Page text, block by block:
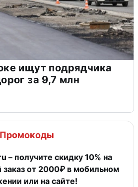
ищут подрядчика
за 9,7 млн
Промокоды
– получите скидку 10% на
заказ от 2000₽ в мобильном
или на сайте!